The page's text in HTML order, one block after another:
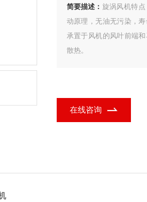
简要描述： 旋涡风机特
动原理，无油无污染，
承置于风机的风叶前端
散热。
在线咨询